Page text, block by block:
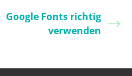
Google Fonts richtig
verwenden